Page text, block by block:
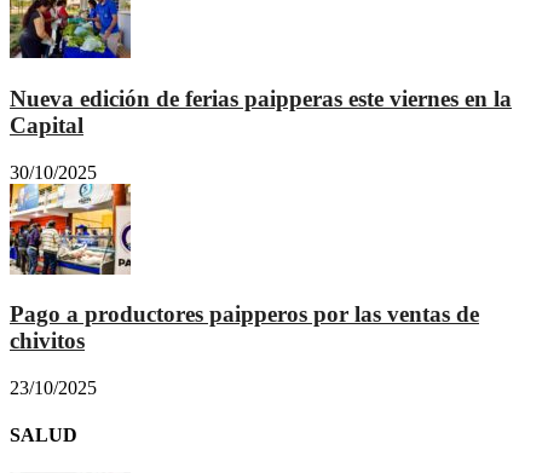
Nueva edición de ferias paipperas este viernes en la
Capital
30/10/2025
Pago a productores paipperos por las ventas de
chivitos
23/10/2025
SALUD